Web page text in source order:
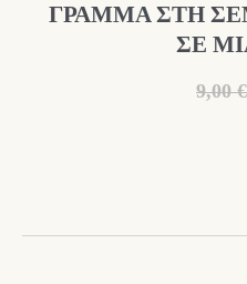
ΓΡΑΜΜΑ ΣΤΗ
ΣΕ
9,00 €